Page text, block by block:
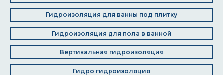
Гидроизоляция для ванны под плитку
Гидроизоляция для пола в ванной
Вертикальная гидроизоляция
Гидро гидроизоляция